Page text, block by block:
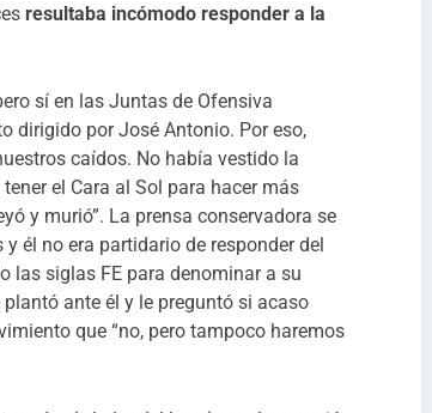
resultaba incómodo responder a la
sí en las Juntas de Ofensiva
dirigido por José Antonio. Por eso,
caídos. No había vestido la
el Cara al Sol para hacer más
y murió”. La prensa conservadora se
él no era partidario de responder del
las siglas FE para denominar a su
ante él y le preguntó si acaso
que “no, pero tampoco haremos